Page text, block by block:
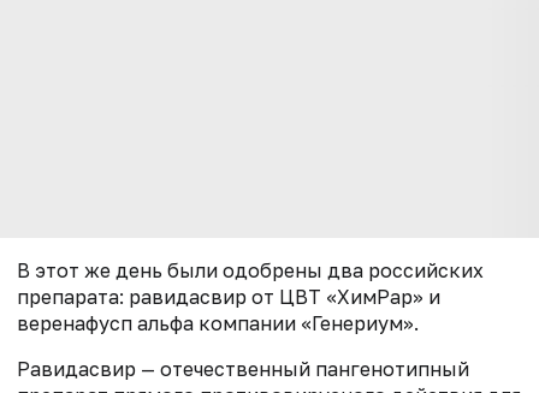
В этот же день были одобрены два российских
препарата: равидасвир от ЦВТ «ХимРар» и
веренафусп альфа компании «Генериум».
Равидасвир — отечественный пангенотипный